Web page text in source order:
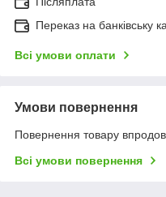
Переказ на банківську
Всі умови оплати
Умови повернення
Повернення товару
Всі умови повернення